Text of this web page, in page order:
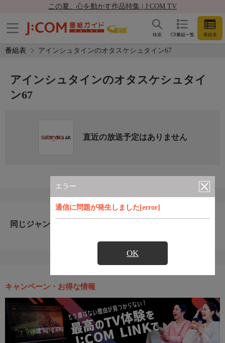
この夏、心を動かす作品特集 | J:COM TV
CS番組一覧 番組表
検索
番組表 アインシュタインのオタスケシュタイン67
エラー
通信に問題が発生しました[error]
OK
アインシュタインのオタスケシュタイ
ン67
直近の放送予定はありません
同じジャンルのおすすめ番組
キャンペーン・お得な情報